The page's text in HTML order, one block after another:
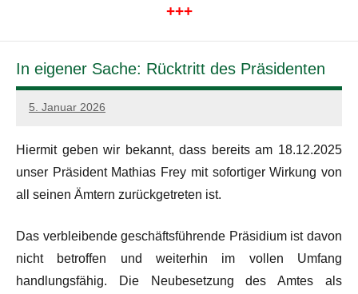
+++
In eigener Sache: Rücktritt des Präsidenten
5. Januar 2026
admin
Hiermit geben wir bekannt, dass bereits am 18.12.2025
unser Präsident Mathias Frey mit sofortiger Wirkung von
all seinen Ämtern zurückgetreten ist.
Das verbleibende geschäftsführende Präsidium ist davon
nicht betroffen und weiterhin im vollen Umfang
handlungsfähig. Die Neubesetzung des Amtes als